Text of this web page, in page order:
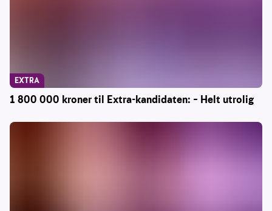
1 800 000 kroner til Extra-kandidaten: – Helt utrolig
EXTRA